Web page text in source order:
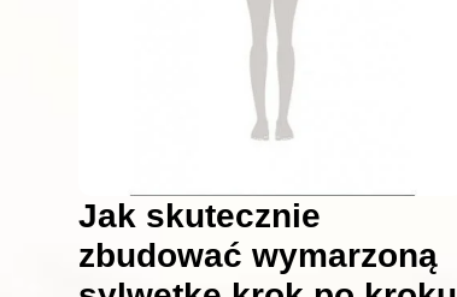
Jak skutecznie
zbudować wymarzoną